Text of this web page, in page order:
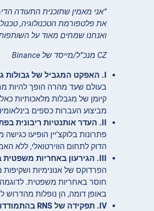
“אני מאמין שתוכנית התעודה
ואנחנו שמחים מאוד על
CZ מנכ”ל/מייסד של Binance
I. האפקט המגביל של גבולות גיאוגרפיים על חדשנות
בעולם שעד מהרה הופך להיות
קיומן של מגבלות מלאכותיות
מביצוע העברות כספים
II. העדר אותנטיות ריבונית בפתרונות הבלוקצ’יין הנוכחיים
פתרונות בלוקצ’יין הופיעו
הדוק לתחום הווירטואלי, ללא
III. הגירעון באחריות משפטית בטכנולוגיית הבלוקצ’יין הנוכחית
הפרדוקס של אנונימיות ושקיפות
באופן דומה, הן נופלות
IV. תפקידה של RNS בהתמודדות עם אתגרים אלה